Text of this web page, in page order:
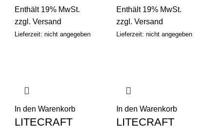
Enthält 19% MwSt.
zzgl. Versand
Lieferzeit: nicht angegeben
Enthält 19% MwSt.
zzgl. Versand
Lieferzeit: nicht angegeben
In den Warenkorb
LITECRAFT
In den Warenkorb
LITECRAFT